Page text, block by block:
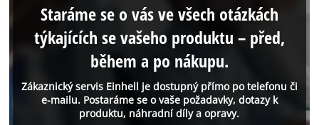
Zákaznický servis Einhell je dostupný přímo po telefonu či
e-mailu. Postaráme se o vaše požadavky, dotazy k
produktu, náhradní díly a opravy.
Staráme se o vás ve všech otázkách
týkajících se vašeho produktu – před,
během a po nákupu.